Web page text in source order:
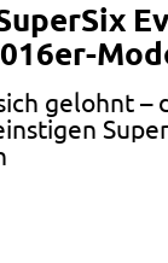
gelohnt –